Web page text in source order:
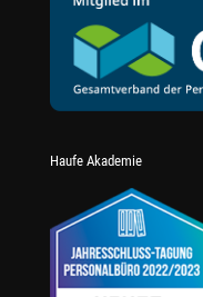
Haufe Akademie